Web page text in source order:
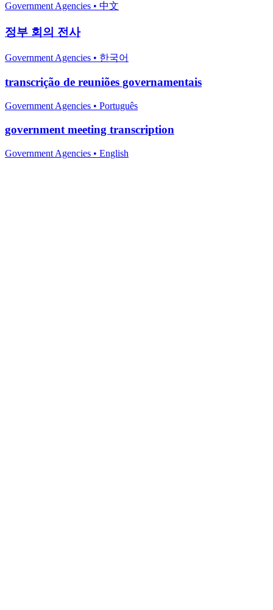
Government Agencies • 中文
정부 회의 전사
Government Agencies • 한국어
transcrição de reuniões governamentais
Government Agencies • Português
government meeting transcription
Government Agencies • English